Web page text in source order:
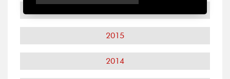
2015
2014